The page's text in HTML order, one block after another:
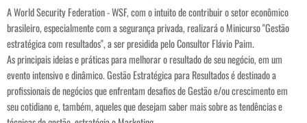
A World Security Federation - WSF, com o intuito de contribuir o setor econômico
brasileiro, especialmente com a segurança privada, realizará o Minicurso "Gestão
estratégica com resultados", a ser presidida pelo Consultor Flávio Paim.
As principais ideias e práticas para melhorar o resultado de seu negócio, em um
evento intensivo e dinâmico. Gestão Estratégica para Resultados é destinado a
profissionais de negócios que enfrentam desafios de Gestão e/ou crescimento em
seu cotidiano e, também, aqueles que desejam saber mais sobre as tendências e